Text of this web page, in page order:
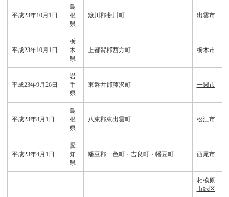
平成23年10月1日
島
根
県
簸川郡斐川町 出雲市
平成23年10月1日
栃
木
県
上都賀郡西方町 栃木市
平成23年9月26日
岩
手
県
東磐井郡藤沢町 一関市
平成23年8月1日
島
根
県
八束郡東出雲町 松江市
平成23年4月1日
愛
知
県
幡豆郡一色町・吉良町・幡豆町 西尾市
相模原
市緑区